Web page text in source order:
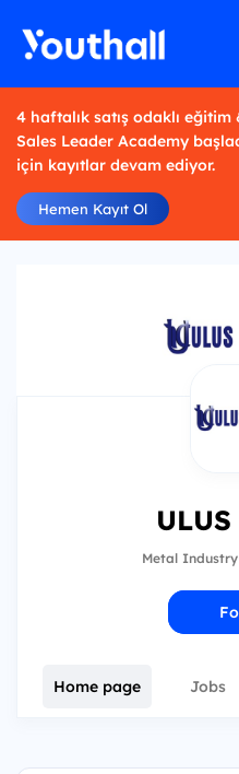
4 haftalık satış odaklı
Sales Leader Academy
için kayıtlar devam ediyor.
Hemen Kayıt Ol
Metal Industry
Home page Jobs